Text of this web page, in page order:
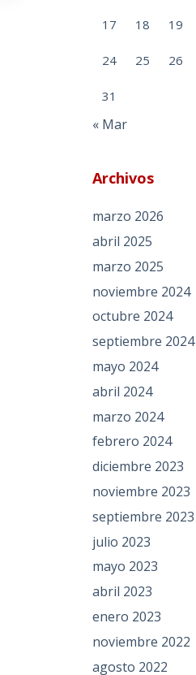
17 18 19
24 25 26
31
« Mar
Archivos
marzo 2026
abril 2025
marzo 2025
noviembre 2024
octubre 2024
septiembre 2024
mayo 2024
abril 2024
marzo 2024
febrero 2024
diciembre 2023
noviembre 2023
septiembre 2023
julio 2023
mayo 2023
abril 2023
enero 2023
noviembre 2022
agosto 2022